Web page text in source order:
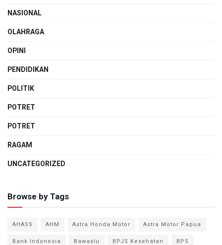
NASIONAL
OLAHRAGA
OPINI
PENDIDIKAN
POLITIK
POTRET
POTRET
RAGAM
UNCATEGORIZED
Browse by Tags
AHASS AHM Astra Honda Motor
Astra Motor Papua
Bank Indonesia
Bawaslu BPJS Kesehatan
BPS